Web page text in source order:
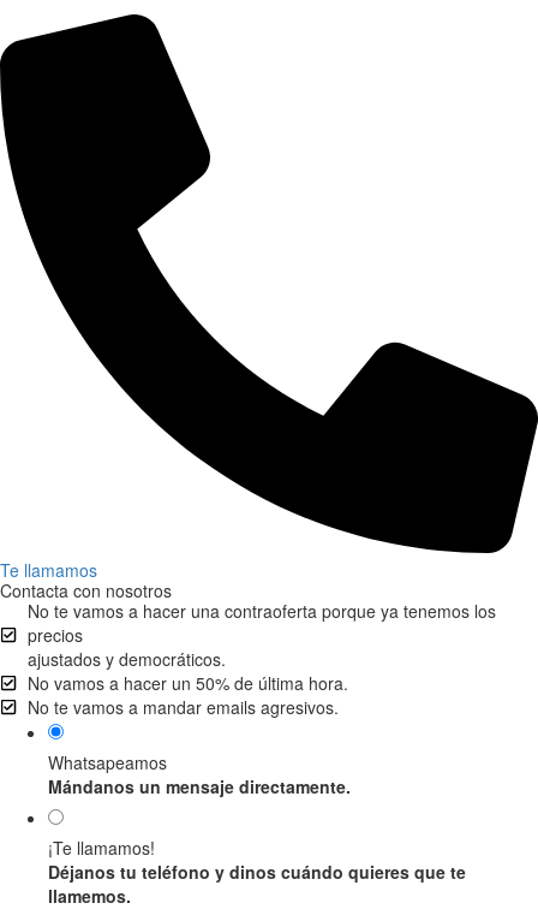
Te llamamos
Contacta con nosotros
No te vamos a hacer una contraoferta porque ya tenemos los
precios
ajustados y democráticos.
No vamos a hacer un 50% de última hora.
No te vamos a mandar emails agresivos.
Whatsapeamos
Mándanos un mensaje directamente.
¡Te llamamos!
Déjanos tu teléfono y dinos cuándo quieres que te
llamemos.